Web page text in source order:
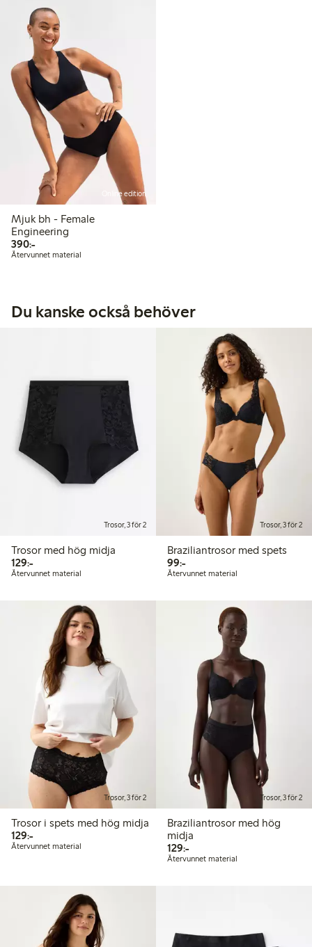
Online edition
Mjuk bh - Female
Engineering
390:-390,00 kr
Återvunnet material
Du kanske också behöver
Trosor, 3 för 2
Trosor med hög midja
129:-129,00 kr
Återvunnet material
Trosor, 3 för 2
Braziliantrosor med spets
99:-99,00 kr
Återvunnet material
Trosor, 3 för 2
Trosor i spets med hög midja
129:-129,00 kr
Återvunnet material
Trosor, 3 för 2
Braziliantrosor med hög
midja
129:-129,00 kr
Återvunnet material